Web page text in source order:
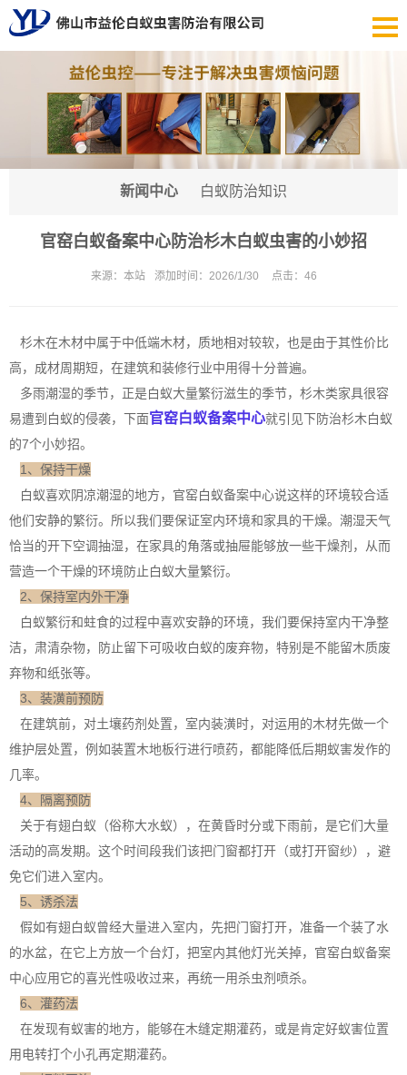
新闻中心 白蚁防治知识
官窑白蚁备案中心防治杉木白蚁虫害的小妙招
来源： 本站 添加时间： 2026/1/30 点击： 46
杉木在木材中属于中低端木材，质地相对较软，也是由于其性价比
高，成材周期短，在建筑和装修行业中用得十分普遍。
多雨潮湿的季节，正是白蚁大量繁衍滋生的季节，杉木类家具很容
易遭到白蚁的侵袭，下面官窑白蚁备案中心就引见下防治杉木白蚁
的7个小妙招。
1、保持干燥
白蚁喜欢阴凉潮湿的地方，官窑白蚁备案中心说这样的环境较合适
他们安静的繁衍。所以我们要保证室内环境和家具的干燥。潮湿天气
恰当的开下空调抽湿，在家具的角落或抽屉能够放一些干燥剂，从而
营造一个干燥的环境防止白蚁大量繁衍。
2、保持室内外干净
白蚁繁衍和蛀食的过程中喜欢安静的环境，我们要保持室内干净整
洁，肃清杂物，防止留下可吸收白蚁的废弃物，特别是不能留木质废
弃物和纸张等。
3、装潢前预防
在建筑前，对土壤药剂处置，室内装潢时，对运用的木材先做一个
维护层处置，例如装置木地板行进行喷药，都能降低后期蚁害发作的
几率。
4、隔离预防
关于有翅白蚁（俗称大水蚁），在黄昏时分或下雨前，是它们大量
活动的高发期。这个时间段我们该把门窗都打开（或打开窗纱），避
免它们进入室内。
5、诱杀法
假如有翅白蚁曾经大量进入室内，先把门窗打开，准备一个装了水
的水盆，在它上方放一个台灯，把室内其他灯光关掉，官窑白蚁备案
中心应用它的喜光性吸收过来，再统一用杀虫剂喷杀。
6、灌药法
在发现有蚁害的地方，能够在木缝定期灌药，或是肯定好蚁害位置
用电转打个小孔再定期灌药。